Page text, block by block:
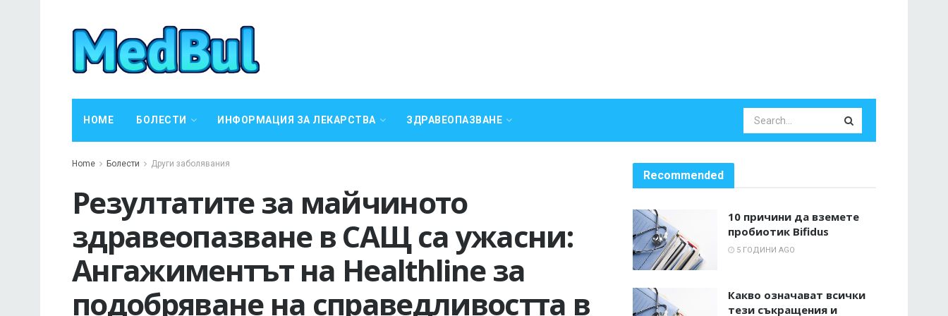
HOME БОЛЕСТИ ИНФОРМАЦИЯ ЗА ЛЕКАРСТВА ЗДРАВЕОПАЗВАНЕ
Home Болести Други заболявания
Резултатите за майчиното
здравеопазване в САЩ са ужасни:
Ангажиментът на Healthline за
подобряване на справедливостта в
Recommended
10 причини да вземете
пробиотик Bifidus
5 ГОДИНИ AGO
Какво означават всички
тези съкращения и